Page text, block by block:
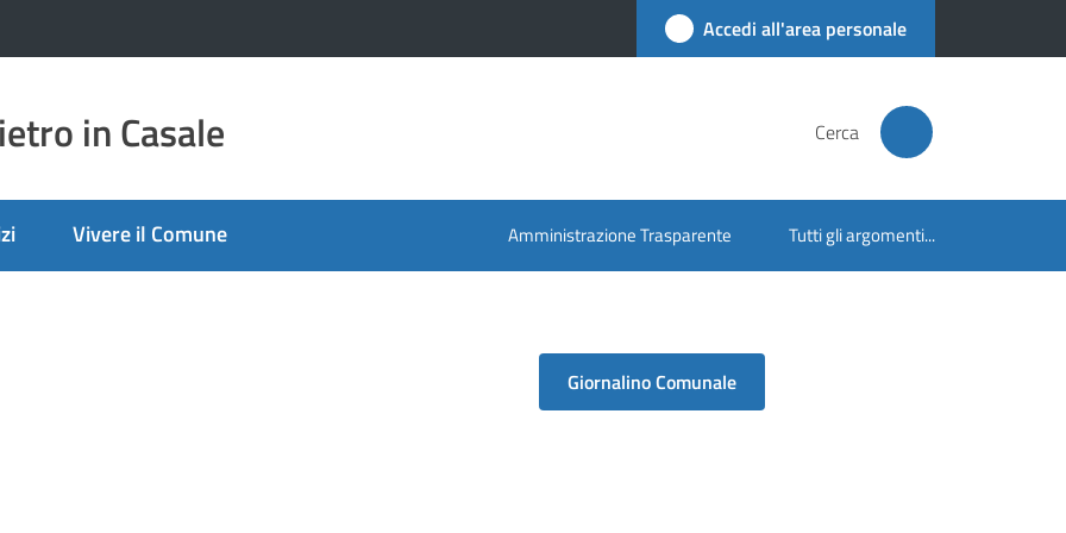
Accedi all'area personale
in Casale Cerca
Vivere il Comune Amministrazione Trasparente Tutti gli argomenti...
Giornalino Comunale